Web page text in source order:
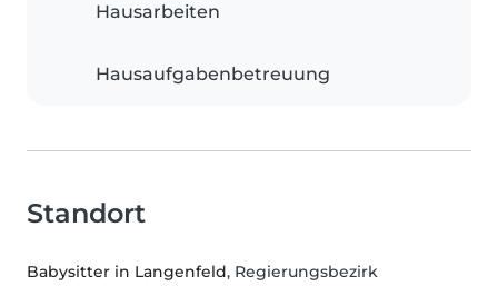
Hausarbeiten
Hausaufgabenbetreuung
Standort
Babysitter in Langenfeld, Regierungsbezirk